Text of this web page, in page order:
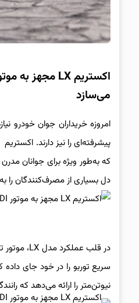
می‌سازد
امروزه خریداران جوان خودرو
که به‌طور ویژه برای جوانان
دل بسیاری از مصرف‌کنندگان را
نیوتن‌متر را ارائه می‌دهد که